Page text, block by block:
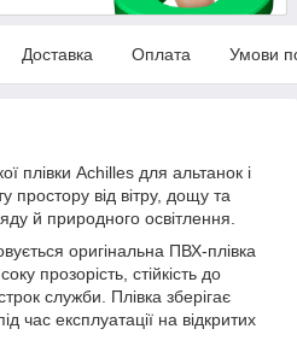
Доставка Оплата Умови
плівки Achilles для альтанок і
простору від вітру, дощу та
й природного освітлення.
оригінальна ПВХ-плівка
прозорість, стійкість до
служби. Плівка зберігає
час експлуатації на відкритих